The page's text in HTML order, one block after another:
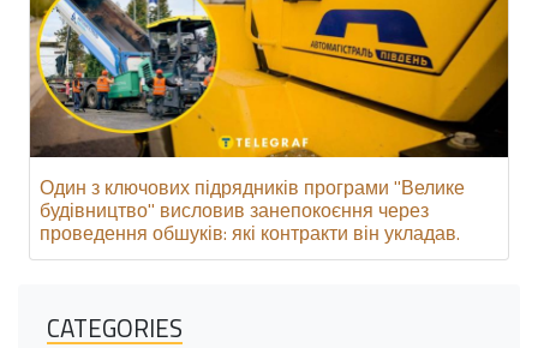
Один з ключових підрядників програми "Велике
будівництво" висловив занепокоєння через
проведення обшуків: які контракти він укладав.
CATEGORIES